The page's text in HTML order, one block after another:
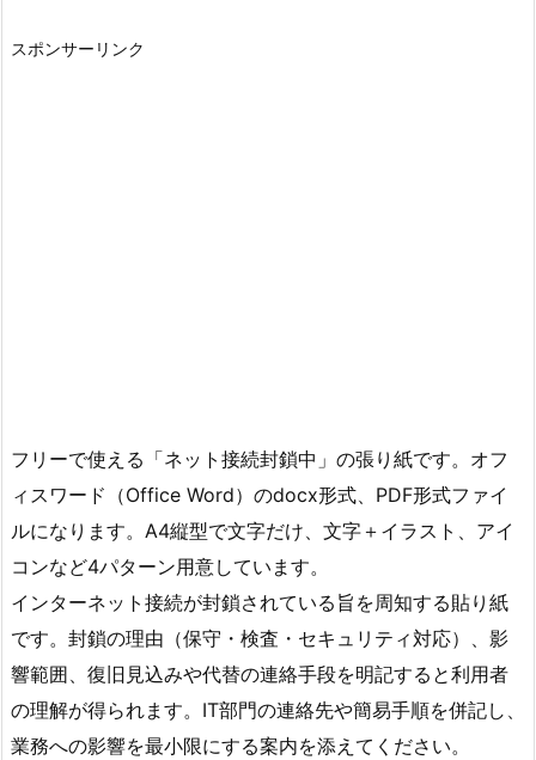
スポンサーリンク
フリーで使える「ネット接続封鎖中」の張り紙です。オフ
ィスワード（Office Word）のdocx形式、PDF形式ファイ
ルになります。A4縦型で文字だけ、文字＋イラスト、アイ
コンなど4パターン用意しています。
インターネット接続が封鎖されている旨を周知する貼り紙
です。封鎖の理由（保守・検査・セキュリティ対応）、影
響範囲、復旧見込みや代替の連絡手段を明記すると利用者
の理解が得られます。IT部門の連絡先や簡易手順を併記し、
業務への影響を最小限にする案内を添えてください。